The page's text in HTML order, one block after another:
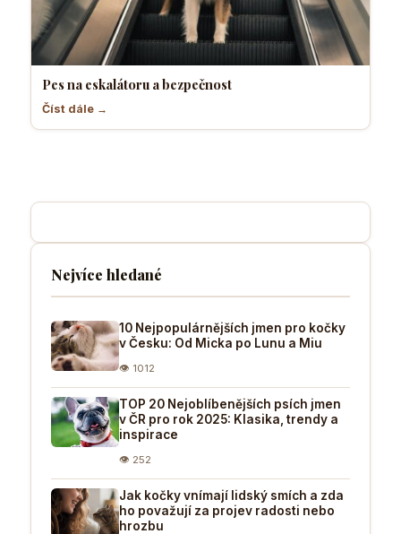
Pes na eskalátoru a bezpečnost
Číst dále →
Nejvíce hledané
10 Nejpopulárnějších jmen pro kočky
v Česku: Od Micka po Lunu a Miu
👁 1012
TOP 20 Nejoblíbenějších psích jmen
v ČR pro rok 2025: Klasika, trendy a
inspirace
👁 252
Jak kočky vnímají lidský smích a zda
ho považují za projev radosti nebo
hrozbu